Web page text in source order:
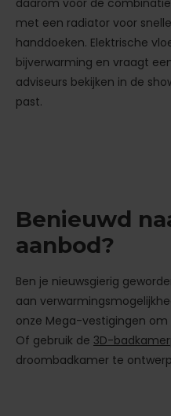
daarom voor de
met een radiator voor
handdoeken. Elektrische
bijverwarming en vraagt
adviseurs bekijken in de
past.
Benieuwd
aanbod?
Ben je nieuwsgierig
aan
onze Mega-vestigingen
Of gebruik de 3D-
droombadkamer te